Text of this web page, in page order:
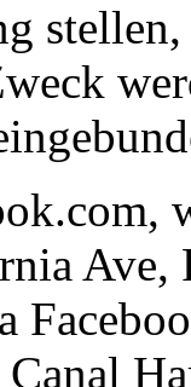
Ave,
Canal